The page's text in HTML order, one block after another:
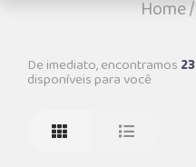
Home/
De imediato, encontramos 23
disponíveis para você